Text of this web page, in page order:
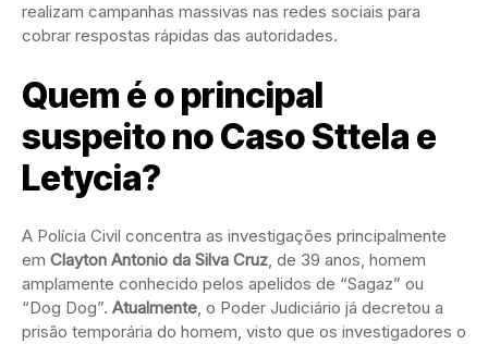
realizam campanhas massivas nas redes sociais para
cobrar respostas rápidas das autoridades.
Quem é o principal
suspeito no Caso Sttela e
Letycia?
A Polícia Civil concentra as investigações principalmente
em Clayton Antonio da Silva Cruz, de 39 anos, homem
amplamente conhecido pelos apelidos de “Sagaz” ou
“Dog Dog”. Atualmente, o Poder Judiciário já decretou a
prisão temporária do homem, visto que os investigadores o